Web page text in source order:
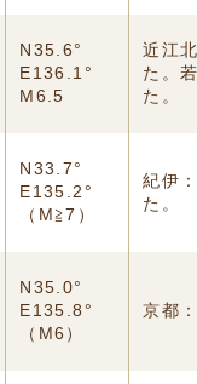
N35.6°
E136.1°
M6.5
近江
た。
た。
N33.7°
E135.2°
（M≧7）
紀伊
た。
N35.0°
E135.8°
（M6）
京都